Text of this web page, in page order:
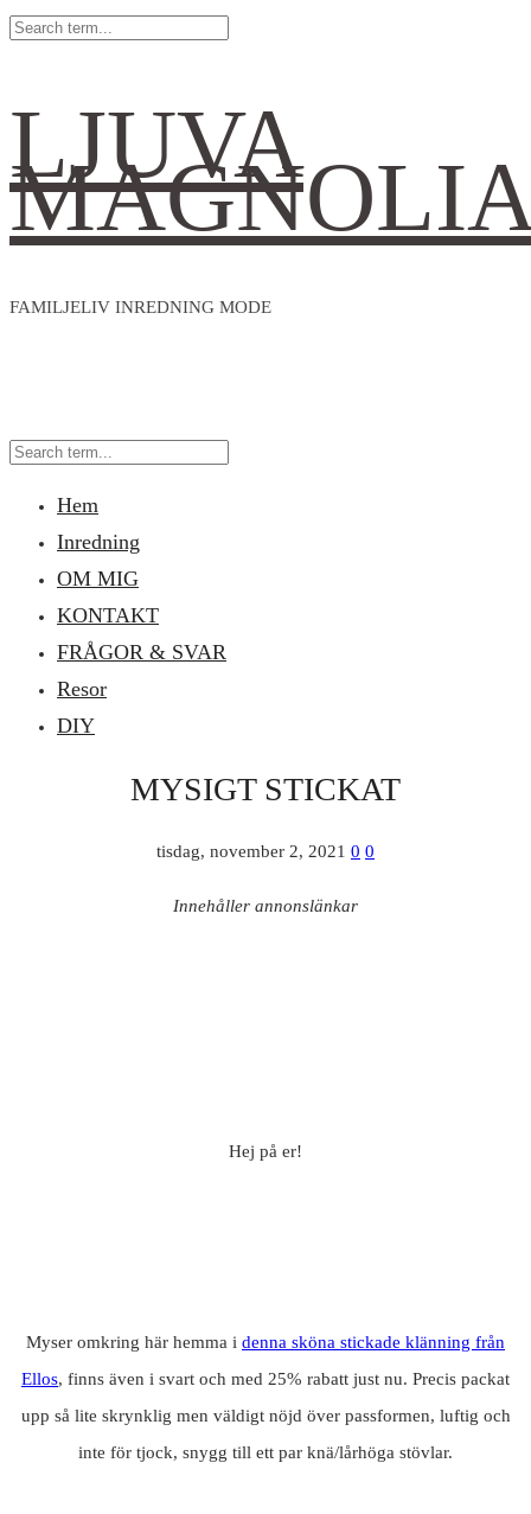
LJUVA
FAMILJELIV INREDNING MODE
Hem
Inredning
OM MIG
KONTAKT
FRÅGOR & SVAR
Resor
DIY
MYSIGT STICKAT
tisdag, november 2, 2021 0 0
Innehåller annonslänkar
Hej på er!
Myser omkring här hemma i denna sköna stickade klänning från
Ellos, finns även i svart och med 25% rabatt just nu. Precis packat
upp så lite skrynklig men väldigt nöjd över passformen, luftig och
inte för tjock, snygg till ett par knä/lårhöga stövlar.